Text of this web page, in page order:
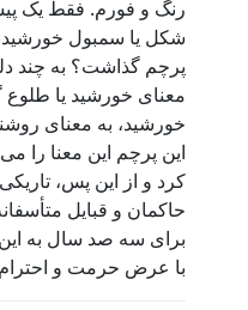
رنگ و فورم. فقط یک
شکل یا سمبول
پرچم گذاشت؟ به چند
معنای خورشید یا
خورشید، به معنای
این پرچم این معنا را
کرد و از این پس،
حاکمان و قبایل
برای سه صد سال به
با عرض حرمت و